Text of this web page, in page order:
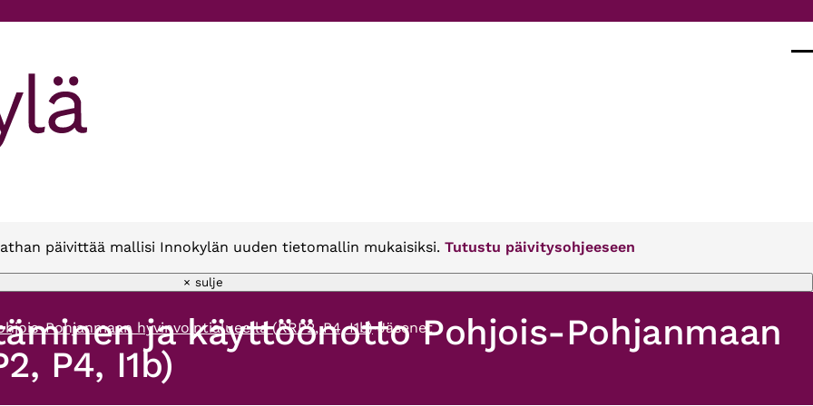
päivittää mallisi Innokylän uuden tietomallin mukaisiksi. Tutustu päivitysohjeeseen
× sulje
Pohjanmaan hyvinvointialueella (RRP2, P4, I1b) Jäsenet
ja käyttöönotto Pohjois-Pohjanmaan
P4, I1b)